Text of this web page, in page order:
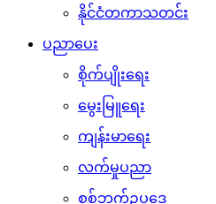
နိုင်ငံတကာသတင်း
ပညာပေး
စိုက်ပျိုးရေး
မွေးမြူရေး
ကျန်းမာရေး
လက်မှုပညာ
စစ်ဘက်ဥပဒေ